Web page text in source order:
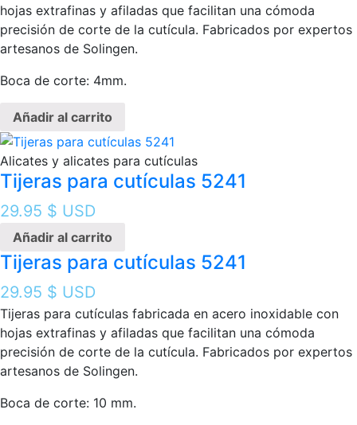
hojas extrafinas y afiladas que facilitan una cómoda
precisión de corte de la cutícula. Fabricados por expertos
artesanos de Solingen.
Boca de corte: 4mm.
Añadir al carrito
Alicates y alicates para cutículas
Tijeras para cutículas 5241
29.95 $ USD
Añadir al carrito
Tijeras para cutículas 5241
29.95 $ USD
Tijeras para cutículas fabricada en acero inoxidable con
hojas extrafinas y afiladas que facilitan una cómoda
precisión de corte de la cutícula. Fabricados por expertos
artesanos de Solingen.
Boca de corte: 10 mm.